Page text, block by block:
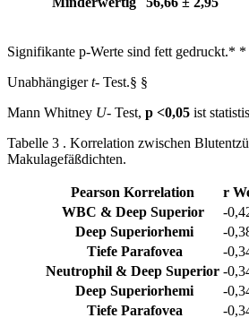
Signifikante p-Werte sind fett gedruckt.* *
Unabhängigert- Test.§ §
Mann Whitney U- Test, p <0,05 ist
Tabelle 3 . Korrelation zwischen
Makulagefäßdichten.
Pearson Korrelation r
WBC & Deep Superior -
Deep Superiorhemi
-
Tiefe Parafovea
-
Neutrophil & Deep Superior -
Deep Superiorhemi
-
Tiefe Parafovea
-